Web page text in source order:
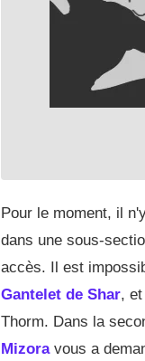
Pour le moment, il
dans une sous-
accès. Il est
Gantelet de Shar,
Thorm. Dans la
Mizoravous a